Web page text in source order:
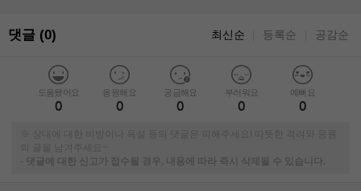
댓글 (0) 최신순 등록순 공감순
도움됐어요
0
응원해요
0
궁금해요
0
부러워요
0
예뻐요
0
※ 상대에 대한 비방이나 욕설 등의 댓글은 피해주세요! 따뜻한 격려와 응원
-
댓글에 대한 신고가 접수될 경우, 내용에 따라 즉시 삭제될 수 있습니다.